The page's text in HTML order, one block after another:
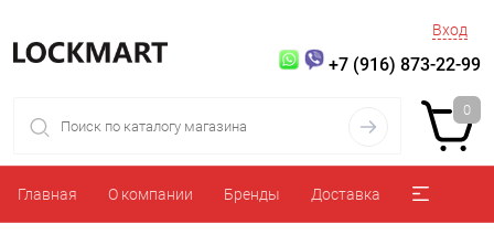
Вход
+7 (916) 873-22-99
0
Главная О компании Бренды Доставка